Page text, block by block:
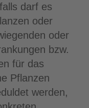
darf es
oder
oder
bzw.
für das
Pflanzen
werden,